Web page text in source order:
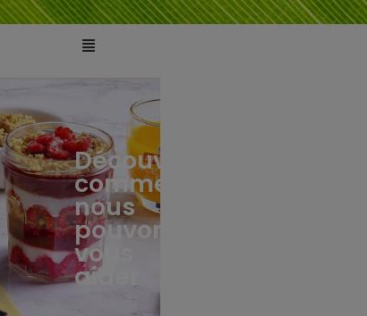
Découvrez
comment
nous
pouvons
vous
aider